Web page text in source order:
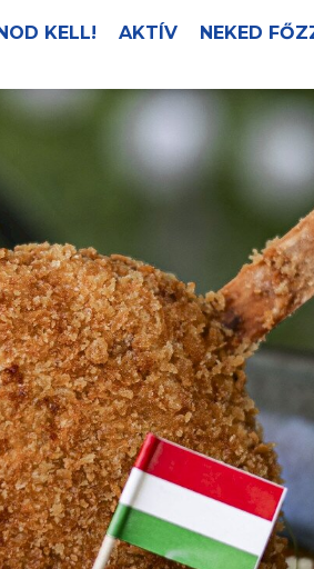
KELL! AKTÍV NEKED